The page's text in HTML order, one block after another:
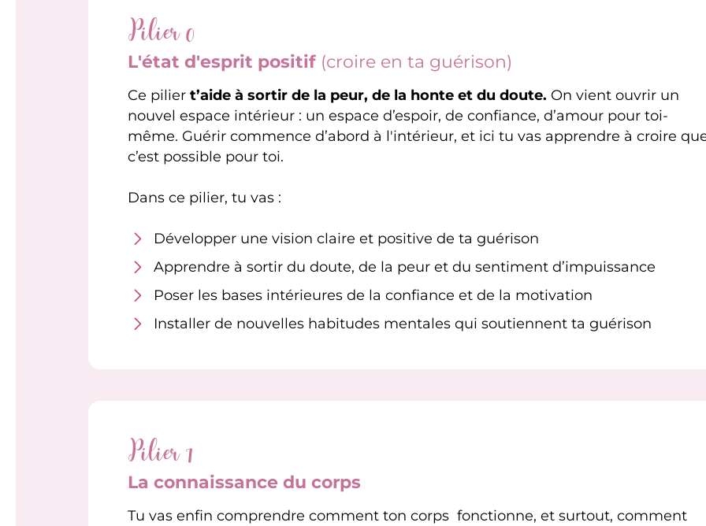
Pilier 0
L'état d'esprit positif (croire en ta guérison)
Ce pilier t’aide à sortir de la peur, de la honte et du doute. On vient ouvrir un
nouvel espace intérieur : un espace d’espoir, de confiance, d’amour pour toi-
même. Guérir commence d’abord à l'intérieur, et ici tu vas apprendre à croire
c’est possible pour toi.
Dans ce pilier, tu vas :
Développer une vision claire et positive de ta guérison
Apprendre à sortir du doute, de la peur et du sentiment d’impuissance
Poser les bases intérieures de la confiance et de la motivation
Installer de nouvelles habitudes mentales qui soutiennent ta guérison
Pilier 1
La connaissance du corps
Tu vas enfin comprendre comment ton corps fonctionne, et surtout, comment